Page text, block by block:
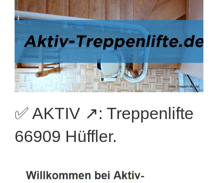
✅ AKTIV ↗️: Treppenlifte
66909 Hüffler.